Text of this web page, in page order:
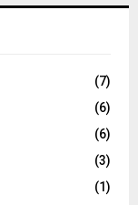
(7)
(6)
(6)
(3)
(1)